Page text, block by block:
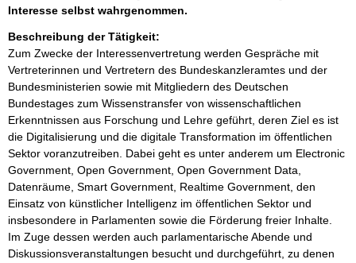
Interesse selbst wahrgenommen.
Beschreibung der Tätigkeit:
Zum Zwecke der Interessenvertretung werden Gespräche mit
Vertreterinnen und Vertretern des Bundeskanzleramtes und der
Bundesministerien sowie mit Mitgliedern des Deutschen
Bundestages zum Wissenstransfer von wissenschaftlichen
Erkenntnissen aus Forschung und Lehre geführt, deren Ziel es ist
die Digitalisierung und die digitale Transformation im öffentlichen
Sektor voranzutreiben. Dabei geht es unter anderem um Electronic
Government, Open Government, Open Government Data,
Datenräume, Smart Government, Realtime Government, den
Einsatz von künstlicher Intelligenz im öffentlichen Sektor und
insbesondere in Parlamenten sowie die Förderung freier Inhalte.
Im Zuge dessen werden auch parlamentarische Abende und
Diskussionsveranstaltungen besucht und durchgeführt, zu denen